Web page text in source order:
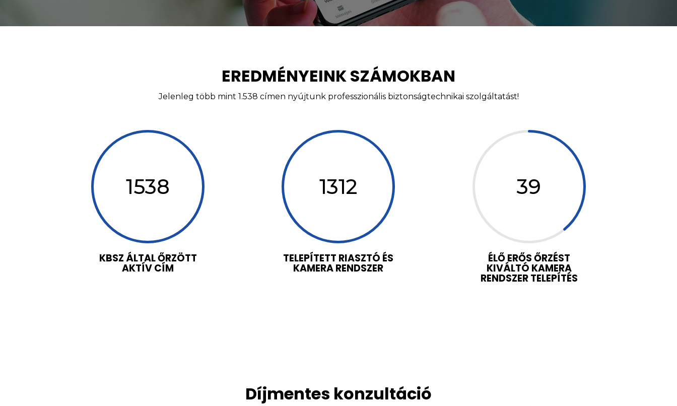
EREDMÉNYEINK SZÁMOKBAN
Jelenleg több mint 1.538 címen nyújtunk professzionális biztonságtechnikai szolgáltatást!
1538
KBSZ ÁLTAL ŐRZÖTT
AKTÍV CÍM
1312
TELEPÍTETT RIASZTÓ ÉS
KAMERA RENDSZER
39
ÉLŐ ERŐS ŐRZÉST
KIVÁLTÓ KAMERA
RENDSZER TELEPÍTÉS
Díjmentes konzultáció